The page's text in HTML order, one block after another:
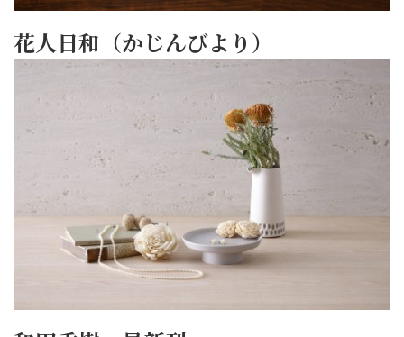
花人日和（かじんびより）